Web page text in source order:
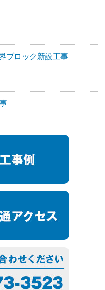
ブロック新設工事